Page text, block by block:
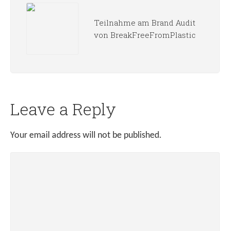
Teilnahme am Brand Audit
von BreakFreeFromPlastic
Leave a Reply
Your email address will not be published.